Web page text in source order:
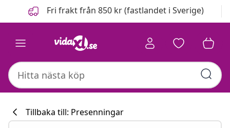
FöregåendeFri frakt från 850 kr (fastlandet i Sverige)
Tillbaka till: Presenningar